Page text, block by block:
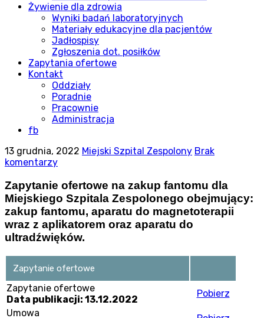
Żywienie dla zdrowia
Wyniki badań laboratoryjnych
Materiały edukacyjne dla pacjentów
Jadłospisy
Zgłoszenia dot. posiłków
Zapytania ofertowe
Kontakt
Oddziały
Poradnie
Pracownie
Administracja
fb
13 grudnia, 2022 Miejski Szpital Zespolony Brak
komentarzy
Zapytanie ofertowe na zakup fantomu dla
Miejskiego Szpitala Zespolonego obejmujący:
zakup fantomu, aparatu do magnetoterapii
wraz z aplikatorem oraz aparatu do
ultradźwięków.
Zapytanie ofertowe
Zapytanie ofertowe
Data publikacji: 13.12.2022
Pobierz
Umowa